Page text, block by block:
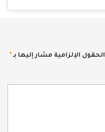
الحقول الإلزامية مشار إليها بـ *